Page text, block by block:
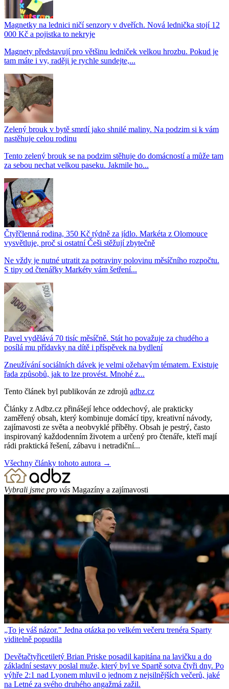
Magnetky na lednici ničí senzory v dveřích. Nová lednička stojí 12
000 Kč a pojistka to nekryje
Magnety představují pro většinu ledniček velkou hrozbu. Pokud je
tam máte i vy, raději je rychle sundejte,...
Zelený brouk v bytě smrdí jako shnilé maliny. Na podzim si k vám
nastěhuje celou rodinu
Tento zelený brouk se na podzim stěhuje do domácností a může tam
za sebou nechat velkou paseku. Jakmile ho...
Čtyřčlenná rodina, 350 Kč týdně za jídlo. Markéta z Olomouce
vysvětluje, proč si ostatní Češi stěžují zbytečně
Ne vždy je nutné utratit za potraviny polovinu měsíčního rozpočtu.
S tipy od čtenářky Markéty vám šetření...
Pavel vydělává 70 tisíc měsíčně. Stát ho považuje za chudého a
posílá mu přídavky na dítě i příspěvek na bydlení
Zneužívání sociálních dávek je velmi ožehavým tématem. Existuje
řada způsobů, jak to lze provést. Mnohé z...
Tento článek byl publikován ze zdrojů adbz.cz
Články z Adbz.cz přinášejí lehce oddechový, ale prakticky
zaměřený obsah, který kombinuje domácí tipy, kreativní návody,
zajímavosti ze světa a neobvyklé příběhy. Obsah je pestrý, často
inspirovaný každodenním životem a určený pro čtenáře, kteří mají
rádi praktická řešení, zábavu i netradiční...
Všechny články tohoto autora →
Vybrali jsme pro vás Magazíny a zajímavosti
„To je váš názor." Jedna otázka po velkém večeru trenéra Sparty
viditelně popudila
Devětačtyřicetiletý Brian Priske posadil kapitána na lavičku a do
základní sestavy poslal muže, který byl ve Spartě sotva čtyři dny. Po
výhře 2:1 nad Lyonem mluvil o jednom z nejsilnějších večerů, jaké
na Letné za svého druhého angažmá zažil.